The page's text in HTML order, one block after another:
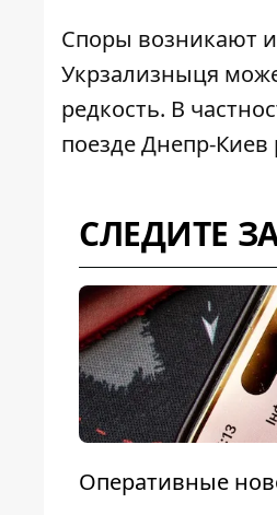
Споры возникают
Укрзализныця
редкость. В
поезде Днепр-Киев
СЛЕДИТЕ
Оперативные